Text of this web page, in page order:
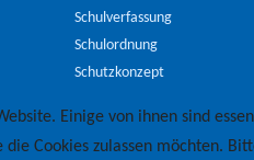
Schulverfassung
Schulordnung
Schutzkonzept
Einige von ihnen sind
die Cookies zulassen möchten.